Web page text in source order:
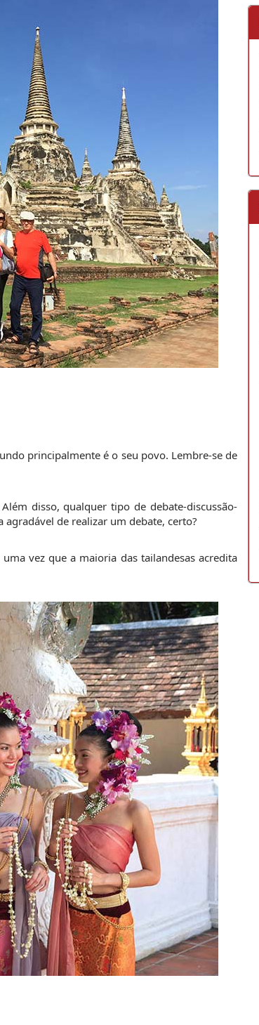
principalmente é o seu povo. Lembre-se de
disso, qualquer tipo de debate-discussão-
de realizar um debate, certo?
vez que a maioria das tailandesas acredita